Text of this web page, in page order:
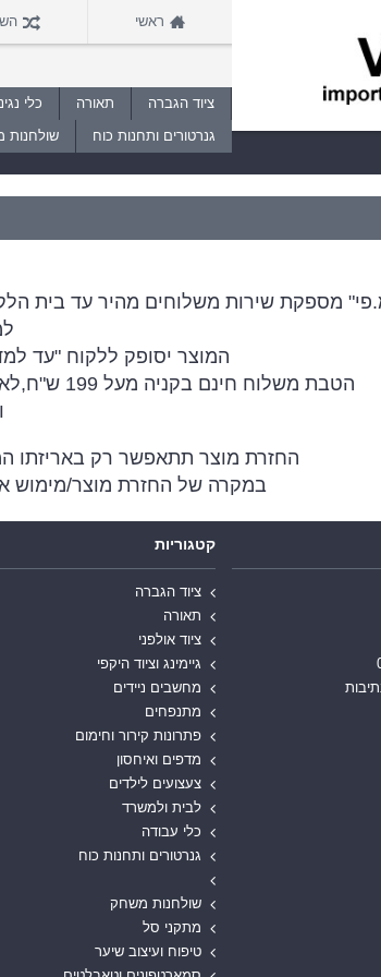
ראשי
ציוד הגברה תאורה כלי
גנרטורים ותחנות כוח
שולחנות
שירות משלוחים מהיר עד בית הלקוח עד 5 ימי עסקים מיום ביצוע העסקה (בתנאי והמוצר זמין במלאי
המוצר יסופק ללקוח "עד
הטבת משלוח חינם בקניה מעל 199 ש"ח,לא חלה על מוצרים חריגים במשקלם וגודלם (יצוין בעמוד המוצר - משלוח חריג)
החזרת מוצר תתאפשר רק באריזתו המקורית
במקרה של החזרת מוצר/מימוש
קטגוריות
ציוד הגברה
תאורה
ציוד אולפני
גיימינג וציוד היקפי
מחשבים ניידים
מתנפחים
פתרונות קירור וחימום
מדפים ואיחסון
צעצועים לילדים
לבית ולמשרד
כלי עבודה
גנרטורים ותחנות כוח
שולחנות משחק
מתקני סל
טיפוח ועיצוב שיער